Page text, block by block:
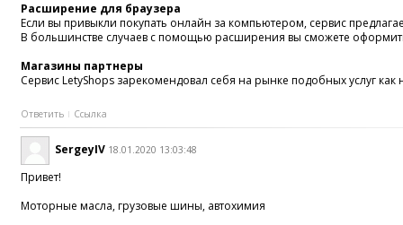
Расширение для браузера
Если вы привыкли покупать онлайн за компьютером, сервис
В большинстве случаев с помощью расширения вы сможете
Магазины партнеры
Сервис LetyShops зарекомендовал себя на рынке подобных услуг
Ответить Ссылка
SergeyIV 18.01.2020 13:03:48
Привет!
Моторные масла, грузовые шины, автохимия